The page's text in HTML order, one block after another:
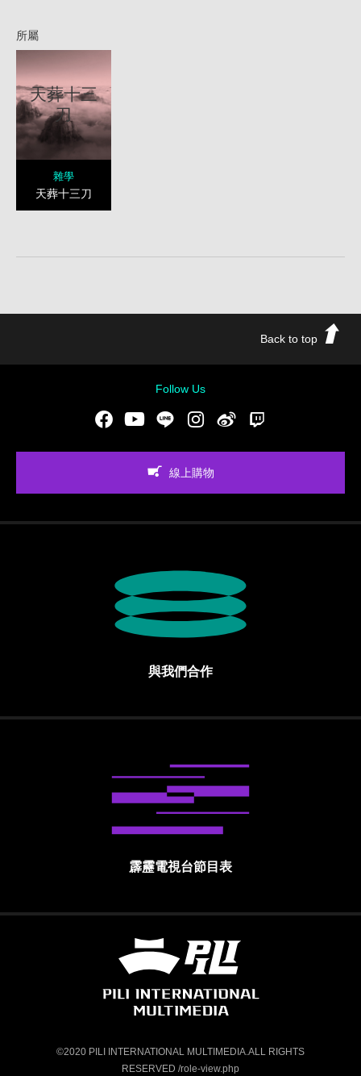
所屬
天葬十三
刀
雜學
天葬十三刀
Back to top
Follow Us
FacebookYoutubeLINE Instgram新浪微博
線上購物
與我們合作
霹靂電視台節目表
霹靂國際多媒體股份有限公司 PILI
©2020 PILI INTERNATIONAL MULTIMEDIA.ALL RIGHTS
RESERVED /role-view.php